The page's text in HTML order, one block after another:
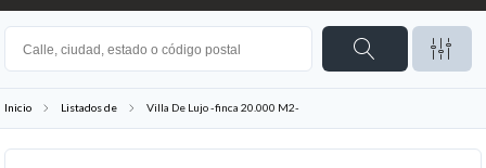
Inicio Listados de Villa De Lujo -finca 20.000 M2-